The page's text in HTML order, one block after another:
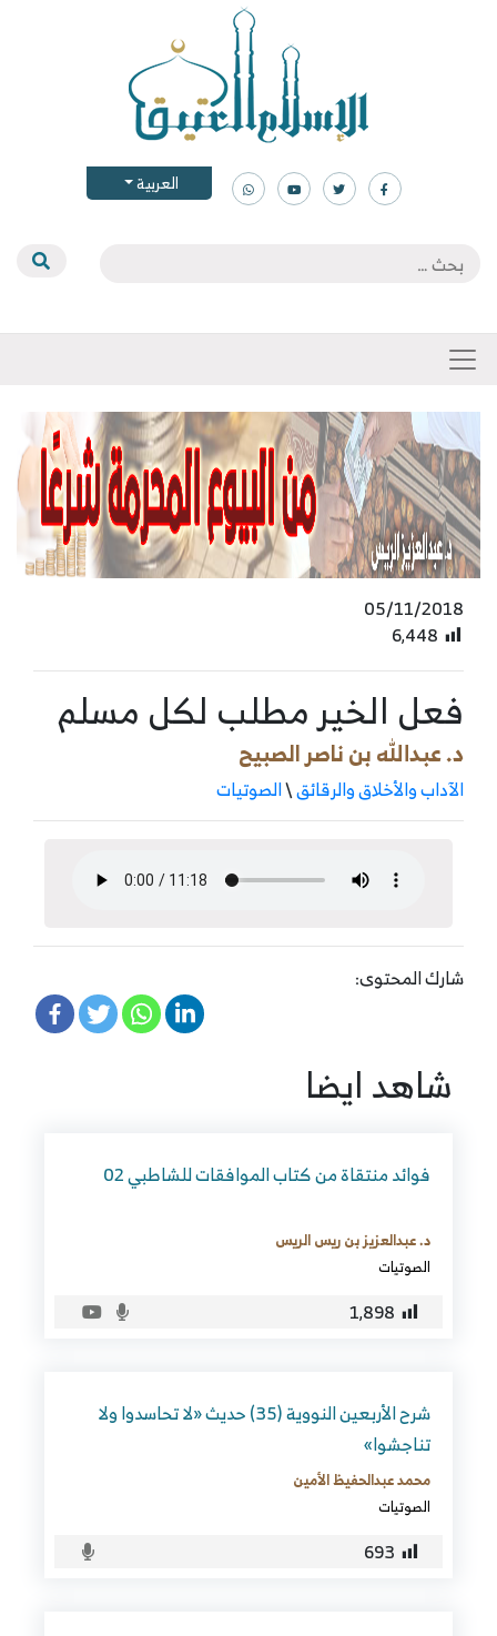
العربية
05/11/2018
6٬448
فعل الخير مطلب لكل مسلم
د. عبدالله بن ناصر الصبيح
الآداب والأخلاق والرقائق\الصوتيات
شارك المحتوى:
شاهد ايضا
فوائد منتقاة من كتاب الموافقات للشاطبي 02
د. عبدالعزيز بن ريس الريس
الصوتيات
1٬898
شرح الأربعين النووية (35) حديث «لا تحاسدوا ولا
تناجشوا»
محمد عبدالحفيظ الأمين
الصوتيات
693